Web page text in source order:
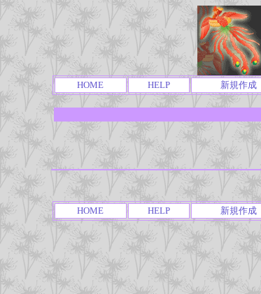
HOME HELP 新規作成
HOME HELP 新規作成